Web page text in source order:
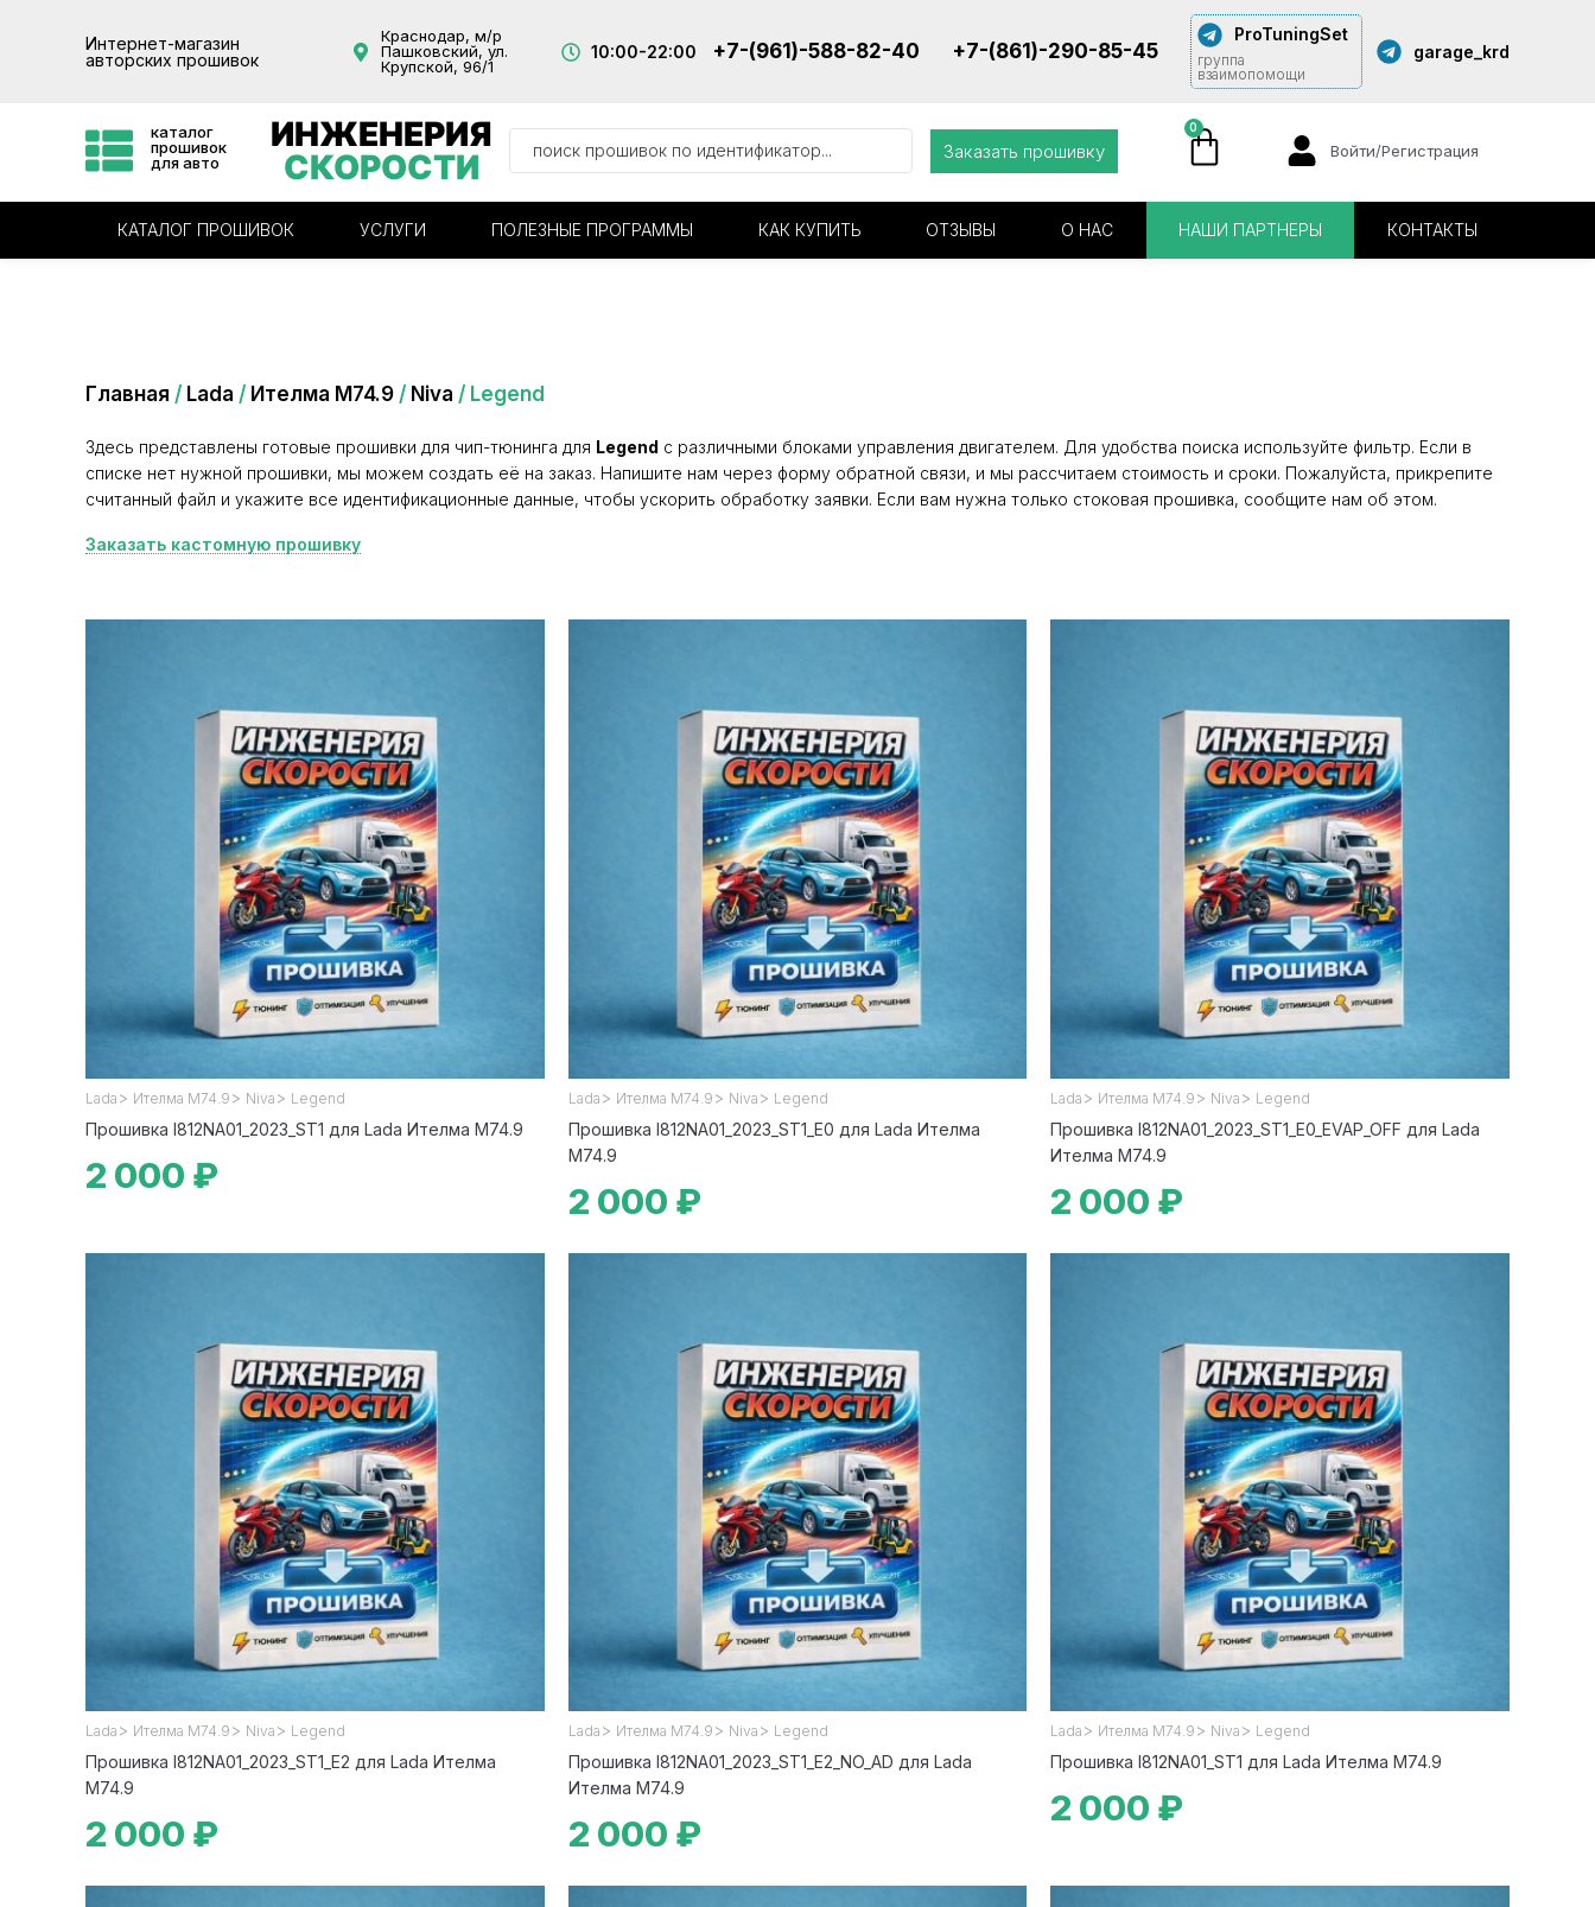
Интернет-магазин
авторских прошивок
Краснодар, м/р
Пашковский, ул.
Крупской, 96/1
10:00-22:00 +7-(961)-588-82-40 +7-(861)-290-85-45
ProTuningSet
группа
взаимопомощи
garage_krd
каталог
прошивок
для авто
ИНЖЕНЕРИЯ
СКОРОСТИ
Заказать прошивку
0
Войти/Регистрация
КАТАЛОГ ПРОШИВОК УСЛУГИ ПОЛЕЗНЫЕ ПРОГРАММЫ КАК КУПИТЬ ОТЗЫВЫ О НАС НАШИ ПАРТНЕРЫ КОНТАКТЫ
Главная / Lada / Ителма М74.9 / Niva / Legend
Здесь представлены готовые прошивки для чип-тюнинга для Legend с различными блоками управления двигателем. Для удобства поиска используйте фильтр. Если в
списке нет нужной прошивки, мы можем создать её на заказ. Напишите нам через форму обратной связи, и мы рассчитаем стоимость и сроки. Пожалуйста, прикрепите
считанный файл и укажите все идентификационные данные, чтобы ускорить обработку заявки. Если вам нужна только стоковая прошивка, сообщите нам об этом.
Заказать кастомную прошивку
Lada > Ителма М74.9 > Niva > Legend
Прошивка I812NA01_2023_ST1 для Lada Ителма М74.9
2 000 ₽
Lada > Ителма М74.9 > Niva > Legend
Прошивка I812NA01_2023_ST1_E0 для Lada Ителма
М74.9
2 000 ₽
Lada > Ителма М74.9 > Niva > Legend
Прошивка I812NA01_2023_ST1_E0_EVAP_OFF для Lada
Ителма М74.9
2 000 ₽
Lada > Ителма М74.9 > Niva > Legend
Прошивка I812NA01_2023_ST1_E2 для Lada Ителма
М74.9
2 000 ₽
Lada > Ителма М74.9 > Niva > Legend
Прошивка I812NA01_2023_ST1_E2_NO_AD для Lada
Ителма М74.9
2 000 ₽
Lada > Ителма М74.9 > Niva > Legend
Прошивка I812NA01_ST1 для Lada Ителма М74.9
2 000 ₽